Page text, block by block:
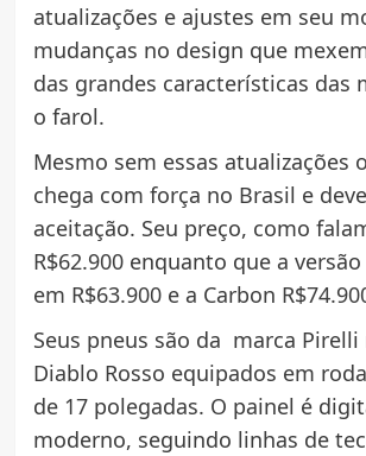
atualizações e ajustes em seu
mudanças no design que
das grandes características das
o farol.
Mesmo sem essas atualizações
chega com força no Brasil e
aceitação. Seu preço, como
R$62.900 enquanto que a
em R$63.900 e a Carbon
Seus pneus são da marca
Diablo Rosso equipados em
de 17 polegadas. O painel é
moderno, seguindo linhas de